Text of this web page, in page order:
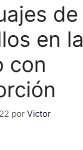
de
en la
con
por Victor